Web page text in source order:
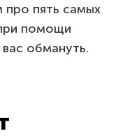
пять самых
помощи
обмануть.